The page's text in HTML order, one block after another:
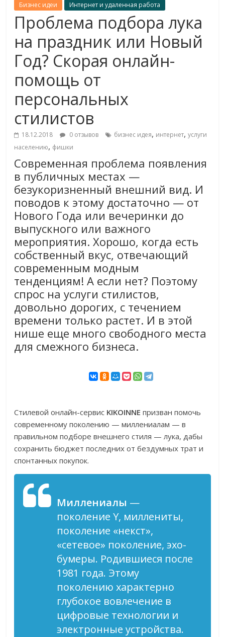
Бизнес идеи Интернет и удаленная работа
Проблема подбора лука
на праздник или Новый
Год? Скорая онлайн-
помощь от
персональных
стилистов
18.12.2018 0 отзывов бизнес идея, интернет,услуги
населению, фишки
Современная проблема появления
в публичных местах —
безукоризненный внешний вид. И
поводов к этому достаточно — от
Нового Года или вечеринки до
выпускного или важного
мероприятия. Хорошо, когда есть
собственный вкус, отвечающий
современным модным
тенденциям! А если нет? Поэтому
спрос на услуги стилистов,
довольно дорогих, с течением
времени только растет. И в этой
нише еще много свободного места
для смежного бизнеса.
Стилевой онлайн-сервис KIKOINNE призван помочь
современному поколению — миллениалам — в
правильном подборе внешнего стиля — лука, дабы
сохранить бюджет последних от бездумных трат и
спонтанных покупок.
Миллениалы —
поколение Y, миллениты,
поколение «некст»,
«сетевое» поколение, эхо-
бумеры. Родившиеся после
1981 года. Этому
поколению характерно
глубокое вовлечение в
цифровые технологии и
электронные устройства.